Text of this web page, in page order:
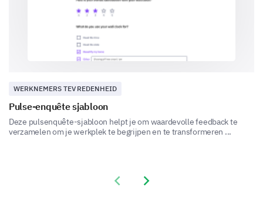
Mentoring or coaching
Other (please specify)
WERKNEMERS TEVREDENHEID
Pulse-enquête sjabloon
Deze pulsenquête-sjabloon helpt je om waardevolle feedback te
verzamelen om je werkplek te begrijpen en te transformeren ...
Previous slide
Next slide